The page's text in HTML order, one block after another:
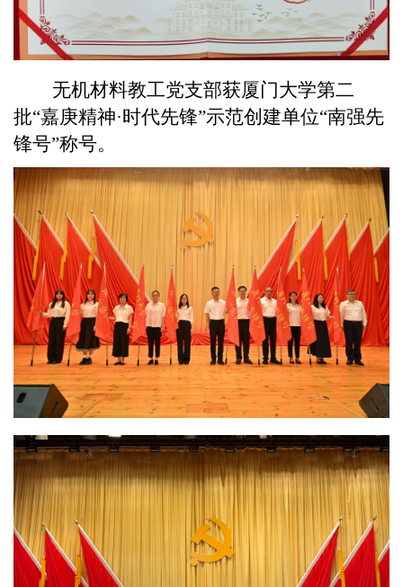
无机材料教工党支部获厦门大学第二
批“嘉庚精神·时代先锋”示范创建单位“南强先
锋号”称号。